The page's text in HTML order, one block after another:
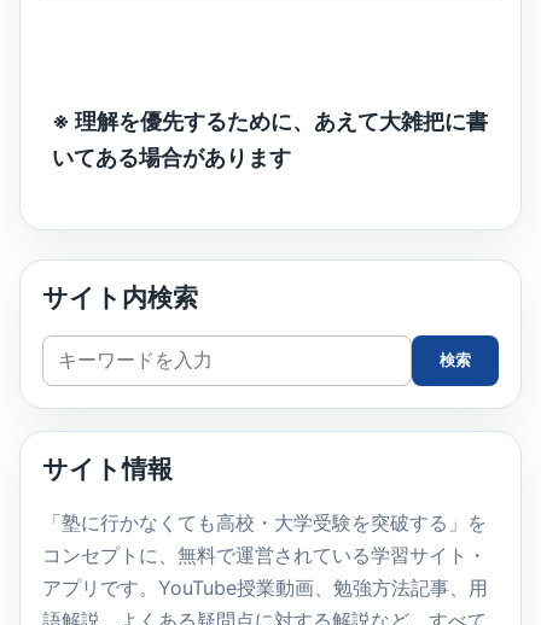
※ 理解を優先するために、あえて大雑把に書
いてある場合があります
サイト内検索
サ
イ
ト
検
索
検索
サイト情報
「塾に行かなくても高校・大学受験を突破する」を
コンセプトに、無料で運営されている学習サイト・
アプリです。YouTube授業動画、勉強方法記事、用
語解説、よくある疑問点に対する解説など、すべて